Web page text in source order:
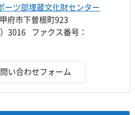
ーツ部埋蔵文化財センター
府市下曽根町923
3016 ファクス番号：